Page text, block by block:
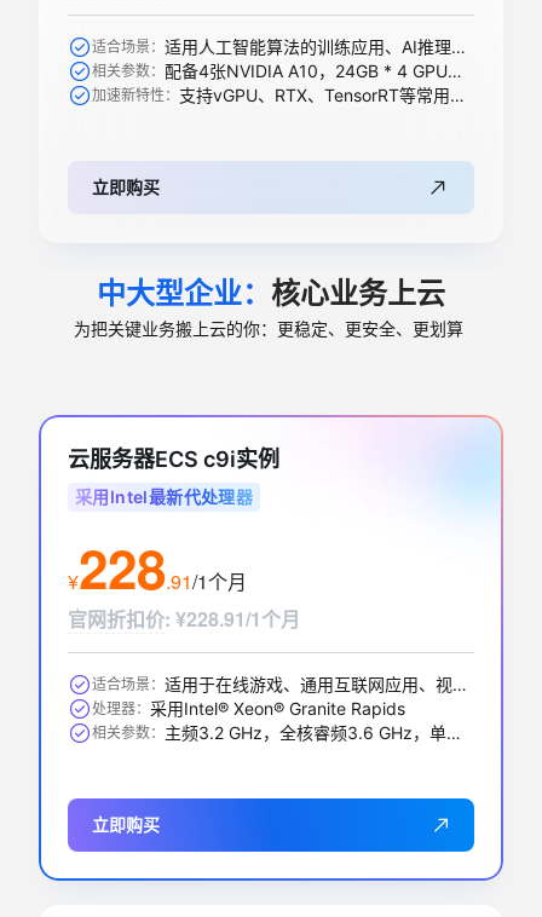
适合场景： 适用人工智能算法的训练应用、AI推理、科学计算等
相关参数： 配备4张NVIDIA A10，24GB * 4 GPU显存
加速新特性： 支持vGPU、RTX、TensorRT等常用加速功能
立即购买
中大型企业： 核心业务上云
为把关键业务搬上云的你：更稳定、更安全、更划算
云服务器ECS c9i实例
采用Intel最新代处理器
¥228.91/1个月
官网折扣价: ¥228.91/1个月
适合场景： 适用于在线游戏、通用互联网应用、视频编解码、数据库应用、搜索推荐等
处理器： 采用Intel® Xeon® Granite Rapids
相关参数： 主频3.2 GHz，全核睿频3.6 GHz，单核最大睿频3.9GHz
立即购买